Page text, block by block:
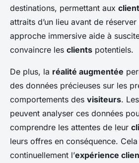
destinations, permettant aux
attraits d’un lieu avant de
approche immersive aide à
convaincre les clients potentiels.
De plus, la réalité augmentée
des données précieuses sur les
comportements des visiteurs.
peuvent analyser ces données
comprendre les attentes de leur
leurs offres en conséquence.
continuellement l’expérience